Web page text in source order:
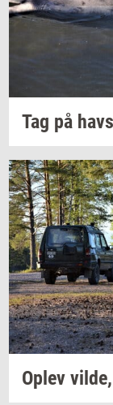
Tag på
Oplev vilde,